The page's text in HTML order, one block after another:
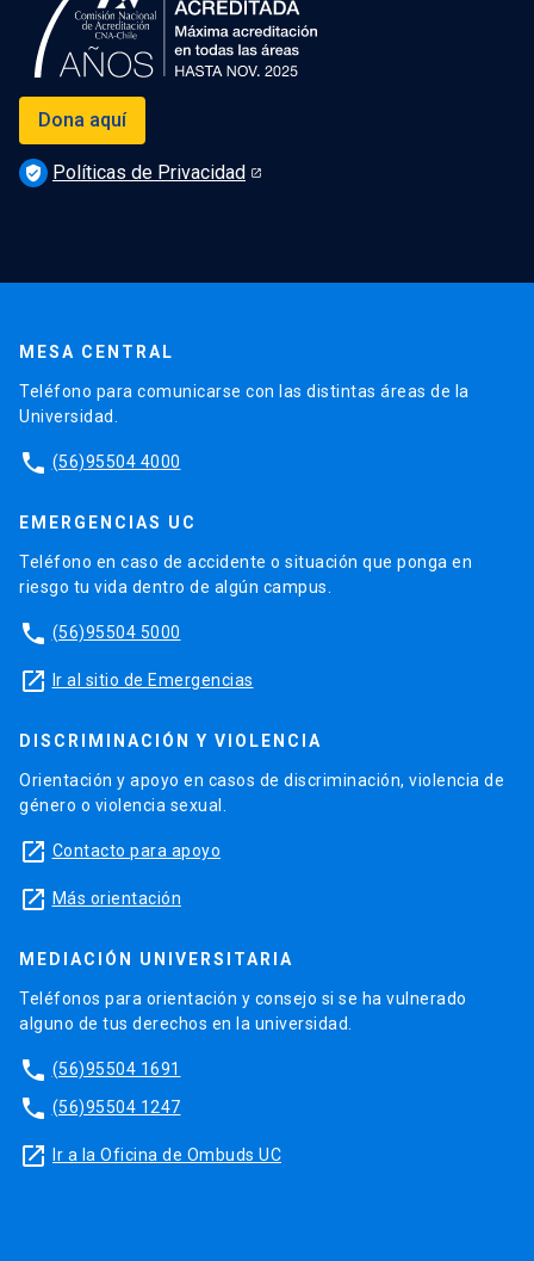
Dona aquí
verified_user Políticas de Privacidad
MESA CENTRAL
Teléfono para comunicarse con las distintas áreas de la
Universidad.
phone (56)95504 4000
EMERGENCIAS UC
Teléfono en caso de accidente o situación que ponga en
riesgo tu vida dentro de algún campus.
phone (56)95504 5000
launch Ir al sitio de Emergencias
DISCRIMINACIÓN Y VIOLENCIA
Orientación y apoyo en casos de discriminación, violencia de
género o violencia sexual.
launch Contacto para apoyo
launch Más orientación
MEDIACIÓN UNIVERSITARIA
Teléfonos para orientación y consejo si se ha vulnerado
alguno de tus derechos en la universidad.
phone (56)95504 1691
phone (56)95504 1247
launch Ir a la Oficina de Ombuds UC